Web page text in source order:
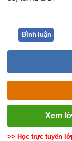
Bình luận
Xem
>> Học trực tuyến